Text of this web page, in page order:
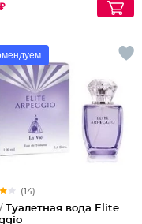
(14)
Туалетная вода Elite